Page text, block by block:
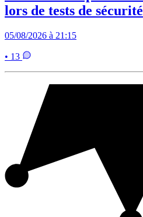
lors de tests de sécurité
05/08/2026 à 21:15
• 13